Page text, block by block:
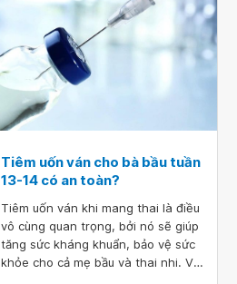
Tiêm uốn ván cho bà bầu tuần
13-14 có an toàn?
Tiêm uốn ván khi mang thai là điều
vô cùng quan trọng, bởi nó sẽ giúp
tăng sức kháng khuẩn, bảo vệ sức
khỏe cho cả mẹ bầu và thai nhi. Với